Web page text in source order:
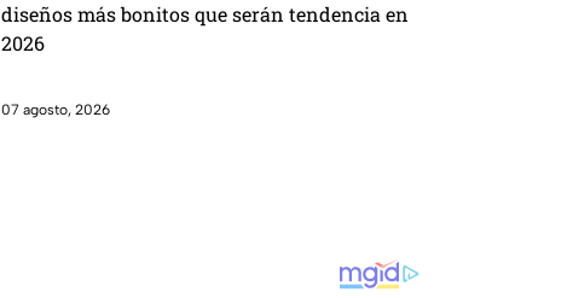
diseños más bonitos que serán tendencia en
2026
07 agosto, 2026